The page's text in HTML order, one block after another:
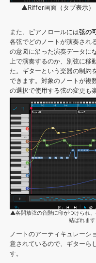
▲Riffer画面（タブ表示）
また、ピアノロールには弦の
各弦でどのノートが演奏され
の意図に沿った演奏データに
上で演奏するのか、別弦に移
た。ギターという楽器の制約
できます。対象のノートが複
の選択で使用する弦の変更も
▲各開放弦の音階に印がつけられ
結ばれます
ノートのアーティキュレーシ
意されているので、ギターら
す。